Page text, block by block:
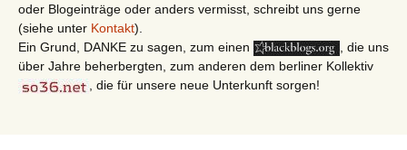
oder Blogeinträge oder anders vermisst, schreibt uns gerne
(siehe unter Kontakt).
Ein Grund, DANKE zu sagen, zum einen
, die uns
über Jahre beherbergten, zum anderen dem berliner Kollektiv
, die für unsere neue Unterkunft sorgen!